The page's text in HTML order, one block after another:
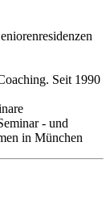
Seit 1990
- und
in München